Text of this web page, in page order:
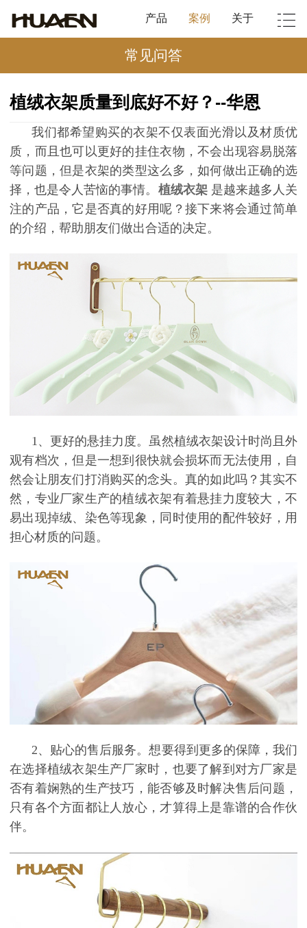
产品 案例 关于
常见问答
植绒衣架质量到底好不好？--华恩
我们都希望购买的衣架不仅表面光滑以及材质优
质，而且也可以更好的挂住衣物，不会出现容易脱落
等问题，但是衣架的类型这么多，如何做出正确的选
择，也是令人苦恼的事情。 植绒衣架 是越来越多人关
注的产品，它是否真的好用呢？接下来将会通过简单
的介绍，帮助朋友们做出合适的决定。
1、更好的悬挂力度。虽然植绒衣架设计时尚且外
观有档次，但是一想到很快就会损坏而无法使用，自
然会让朋友们打消购买的念头。真的如此吗？其实不
然，专业厂家生产的植绒衣架有着悬挂力度较大，不
易出现掉绒、染色等现象，同时使用的配件较好，用
担心材质的问题。
2、贴心的售后服务。想要得到更多的保障，我们
在选择植绒衣架生产厂家时，也要了解到对方厂家是
否有着娴熟的生产技巧，能否够及时解决售后问题，
只有各个方面都让人放心，才算得上是靠谱的合作伙
伴。